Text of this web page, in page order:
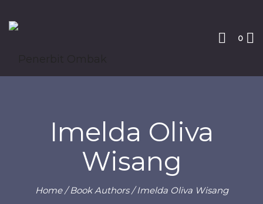
0
Imelda Oliva
Wisang
Home/ Book Authors / Imelda Oliva Wisang